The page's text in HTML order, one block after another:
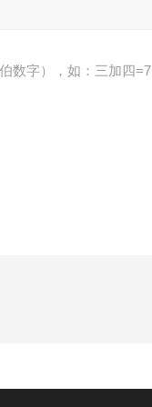
数字），如：三加四=7